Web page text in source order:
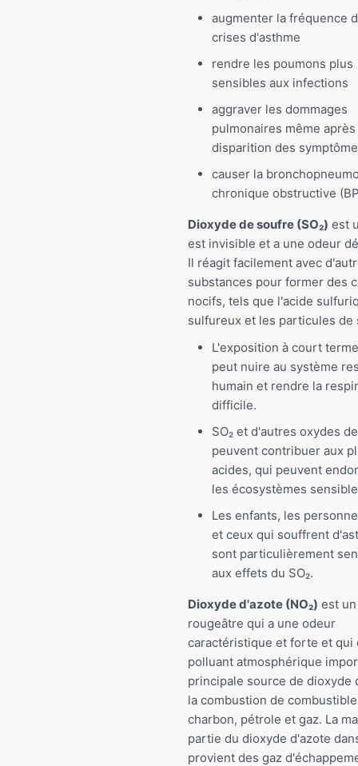
augmenter la fréquence
crises d'asthme
rendre les poumons plus
sensibles aux infections
aggraver les dommages
pulmonaires même après
disparition des
causer la
chronique obstructive
Dioxyde de soufre (SO₂) est
est invisible et a une odeur
Il réagit facilement avec
substances pour former des
nocifs, tels que l'acide
sulfureux et les particules de
L'exposition à court
peut nuire au système
humain et rendre la
difficile.
SO₂ et d'autres oxydes
peuvent contribuer aux
acides, qui peuvent
les écosystèmes
Les enfants, les
et ceux qui souffrent
sont particulièrement
aux effets du SO₂.
Dioxyde d'azote (NO₂) est
rougeâtre qui a une odeur
caractéristique et forte et qui
polluant atmosphérique
principale source de dioxyde
la combustion de
charbon, pétrole et gaz. La
partie du dioxyde d'azote
provient des gaz